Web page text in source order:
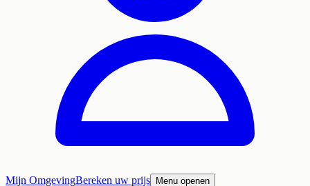
Mijn OmgevingBereken uw prijs Menu openen